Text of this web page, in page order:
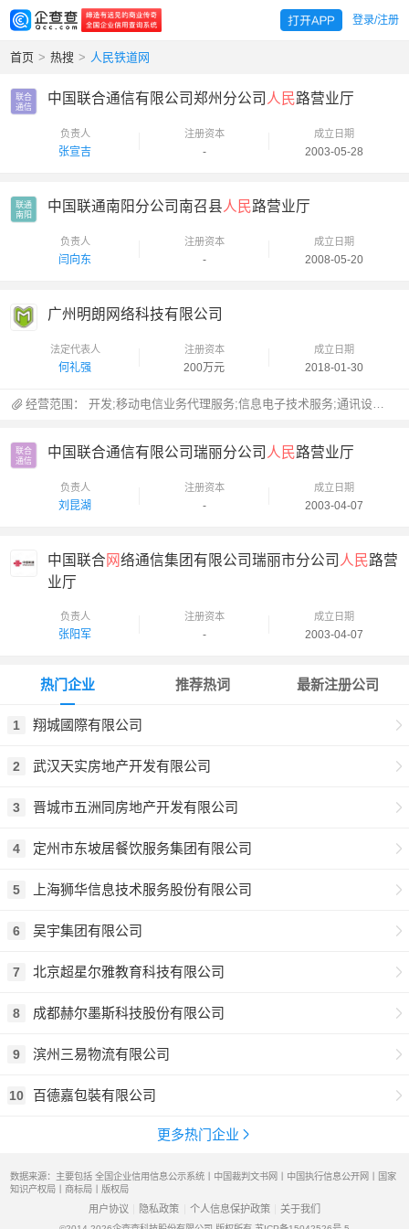
登录/注册
首页 > 热搜 > 人民铁道网
联合
通信
中国联合通信有限公司郑州分公司 人民路营业厅
负责人
张宣吉
注册资本
-
成立日期
2003-05-28
联通
南阳
中国联通南阳分公司南召县人民路营业厅
负责人
闫向东
注册资本
-
成立日期
2008-05-20
广州明朗网络科技有限公司
法定代表人
何礼强
注册资本
200万元
成立日期
2018-01-30
经营范围：开发;移动电信业务代理服务;信息电子技术服务;通讯设备修理;
联合
通信
中国联合通信有限公司瑞丽分公司 人民路营业厅
负责人
刘昆湖
注册资本
-
成立日期
2003-04-07
中国联合 网络通信集团有限公司瑞丽市分公司 人民路营
业厅
负责人
张阳军
注册资本
-
成立日期
2003-04-07
热门企业
1 翔城國際有限公司
2 武汉天实房地产开发有限公司
3 晋城市五洲同房地产开发有限公司
4 定州市东坡居餐饮服务集团有限公司
5 上海狮华信息技术服务股份有限公司
6 吴宇集团有限公司
7 北京超星尔雅教育科技有限公司
8 成都赫尔墨斯科技股份有限公司
9 滨州三易物流有限公司
10 百德嘉包裝有限公司
更多热门企业
推荐热词 最新注册公司
数据来源：主要包括 全国企业信用信息公示系统丨中国裁判文书网丨中国执行信息公开网丨国家
知识产权局丨商标局丨版权局
用户协议 隐私政策 个人信息保护政策 关于我们